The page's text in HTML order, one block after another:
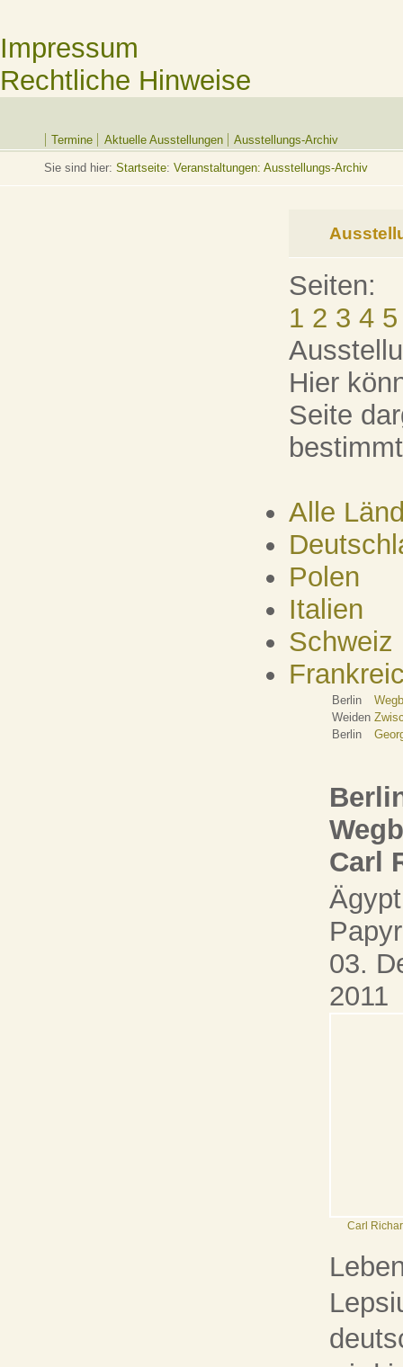
Impressum
Rechtliche Hinweise
Termine Aktuelle Ausstellungen Ausstellungs-Archiv
Sie sind hier: Startseite: Veranstaltungen: Ausstellungs-Archiv
Seiten:
1 2 3 4 5
Hier
Seite
Alle
Polen
Italien
Schweiz
Berlin
Weiden
Berlin
Carl
03.
2011
Carl